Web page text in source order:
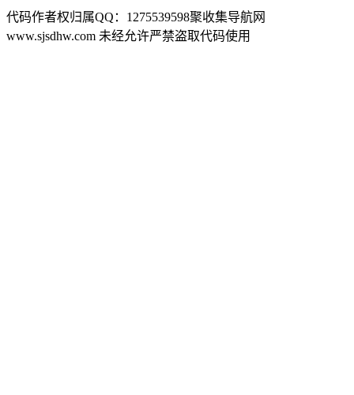
代码作者权归属QQ：1275539598聚收集导航网
www.sjsdhw.com 未经允许严禁盗取代码使用